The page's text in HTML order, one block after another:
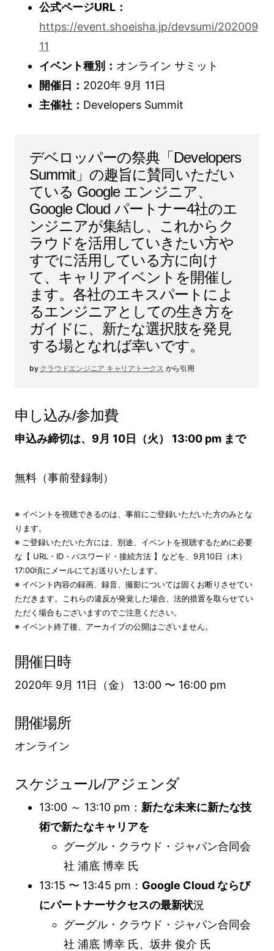
公式ページURL：
https://event.shoeisha.jp/devsumi/202009
11
イベント種別： オンライン サミット
開催日： 2020年 9月 11日
主催社： Developers Summit
デベロッパーの祭典「Developers
Summit」の趣旨に賛同いただい
ている Google エンジニア、
Google Cloud パートナー4社のエ
ンジニアが集結し、これからク
ラウドを活用していきたい方や
すでに活用している方に向け
て、キャリアイベントを開催し
ます。各社のエキスパートによ
るエンジニアとしての生き方を
ガイドに、新たな選択肢を発見
する場となれば幸いです。
クラウドエンジニア キャリアトークス から引用
申し込み/参加費
申込み締切は、9月 10日（火） 13:00 pm まで
無料（事前登録制）
※ イベントを視聴できるのは、事前にご登録いただいた方のみとな
ります。
※ ご登録いただいた方には、別途、イベントを視聴するために必要
な【 URL・ID・パスワード・接続方法 】などを、9月10日（木）
17:00頃にメールにてお送りいたします。
※ イベント内容の録画、録音、撮影については固くお断りさせてい
ただきます。これらの違反が発覚した場合、法的措置を取らせてい
ただく場合もございますのでご注意ください。
※ イベント終了後、アーカイブの公開はございません。
開催日時
2020年 9月 11日（金） 13:00 〜 16:00 pm
開催場所
オンライン
スケジュール/アジェンダ
13:00 ～ 13:10 pm： 新たな未来に新たな技
術で新たなキャリアを
グーグル・クラウド・ジャパン合同会
社 浦底 博幸 氏
13:15 〜 13:45 pm： Google Cloud ならび
にパートナーサクセスの最新状況
グーグル・クラウド・ジャパン合同会
社 浦底 博幸 氏、坂井 俊介 氏